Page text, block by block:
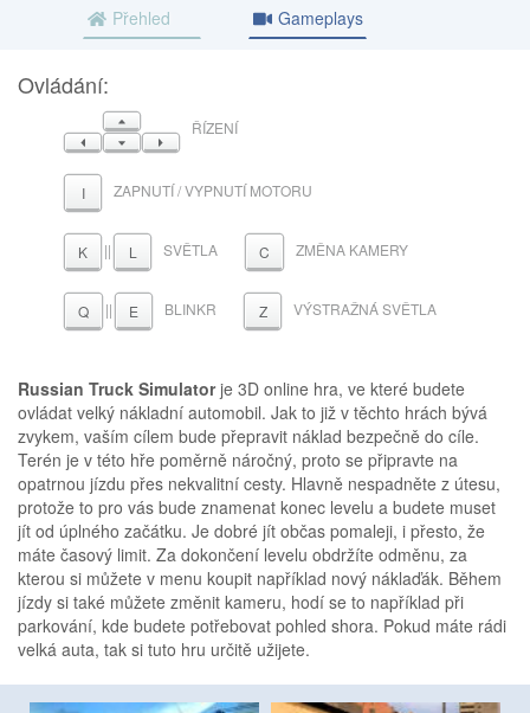
Přehled
Gameplays
Ovládání:
NAHORU
VLEVODOLŮVPRAVO
ŘÍZENÍ
I ZAPNUTÍ / VYPNUTÍ MOTORU
K || L SVĚTLA C ZMĚNA KAMERY
Q || E BLINKR Z VÝSTRAŽNÁ SVĚTLA
Russian Truck Simulatorje 3D online hra, ve které budete
ovládat velký nákladní automobil. Jak to již v těchto hrách bývá
zvykem, vaším cílem bude přepravit náklad bezpečně do cíle.
Terén je v této hře poměrně náročný, proto se připravte na
opatrnou jízdu přes nekvalitní cesty. Hlavně nespadněte z útesu,
protože to pro vás bude znamenat konec levelu a budete muset
jít od úplného začátku. Je dobré jít občas pomaleji, i přesto, že
máte časový limit. Za dokončení levelu obdržíte odměnu, za
kterou si můžete v menu koupit například nový náklaďák. Během
jízdy si také můžete změnit kameru, hodí se to například při
parkování, kde budete potřebovat pohled shora. Pokud máte rádi
velká auta, tak si tuto hru určitě užijete.